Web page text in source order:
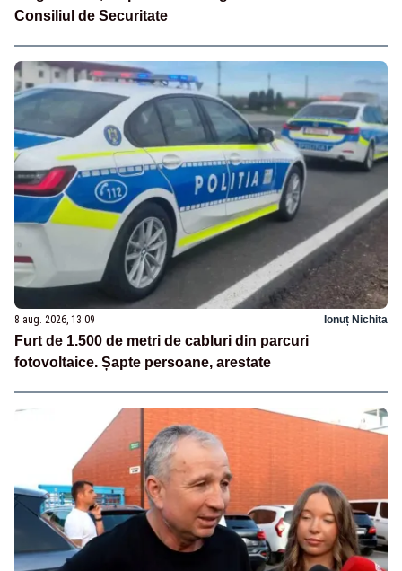
Consiliul de Securitate
8 aug. 2026, 13:09 Ionuț Nichita
Furt de 1.500 de metri de cabluri din parcuri
fotovoltaice. Șapte persoane, arestate